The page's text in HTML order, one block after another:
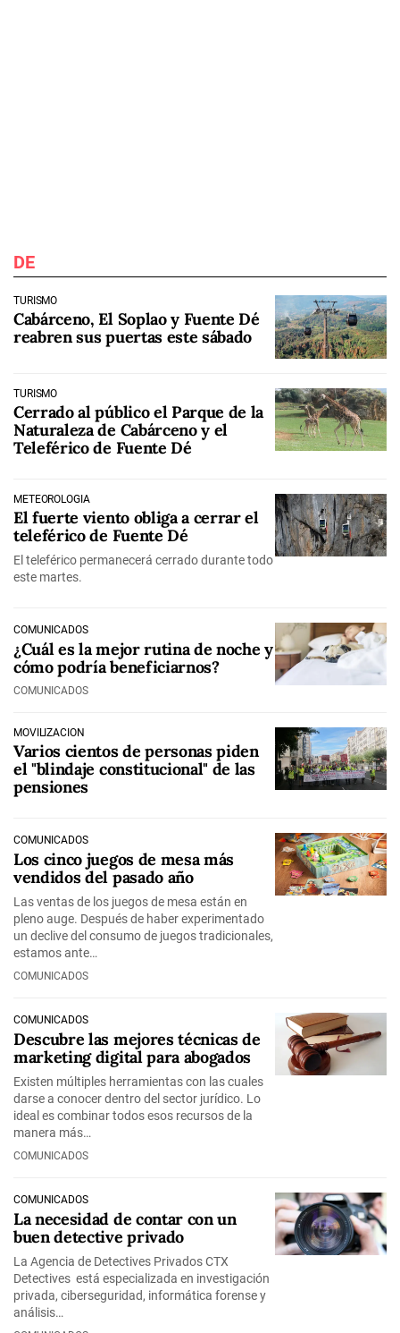
DE
TURISMO
Cabárceno, El Soplao y Fuente Dé
reabren sus puertas este sábado
TURISMO
Cerrado al público el Parque de la
Naturaleza de Cabárceno y el
Teleférico de Fuente Dé
METEOROLOGÍA
El fuerte viento obliga a cerrar el
teleférico de Fuente Dé
El teleférico permanecerá cerrado durante todo
este martes.
COMUNICADOS
¿Cuál es la mejor rutina de noche y
cómo podría beneficiarnos?
COMUNICADOS
MOVILIZACIÓN
Varios cientos de personas piden
el "blindaje constitucional" de las
pensiones
COMUNICADOS
Los cinco juegos de mesa más
vendidos del pasado año
Las ventas de los juegos de mesa están en
pleno auge. Después de haber experimentado
un declive del consumo de juegos tradicionales,
estamos ante…
COMUNICADOS
COMUNICADOS
Descubre las mejores técnicas de
marketing digital para abogados
Existen múltiples herramientas con las cuales
darse a conocer dentro del sector jurídico. Lo
ideal es combinar todos esos recursos de la
manera más…
COMUNICADOS
COMUNICADOS
La necesidad de contar con un
buen detective privado
La Agencia de Detectives Privados CTX
Detectives está especializada en investigación
privada, ciberseguridad, informática forense y
análisis…